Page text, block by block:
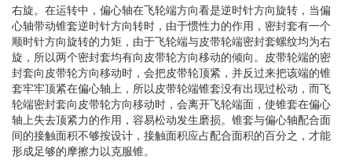
右旋。在运转中，偏心轴在飞轮端方向看是逆时针方向旋转，当偏
心轴带动锥套逆时针方向转时，由于惯性力的作用，密封套有一个
顺时针方向旋转的力矩，由于飞轮端与皮带轮端密封套螺纹均为右
旋，所以两个密封套均有向皮带轮方向移动的倾向。皮带轮端的密
封套向皮带轮方向移动时，会把皮带轮顶紧，并反过来把该端的锥
套牢牢顶紧在偏心轴上，所以皮带轮端锥套没有出现过松动，而飞
轮端密封套向皮带轮方向移动时，会离开飞轮端面，使锥套在偏心
轴上失去顶紧力的作用，容易松动发生磨损。锥套与偏心轴配合面
间的接触面积不够按设计，接触面积应占配合面积的百分之，才能
形成足够的摩擦力以克服锥。